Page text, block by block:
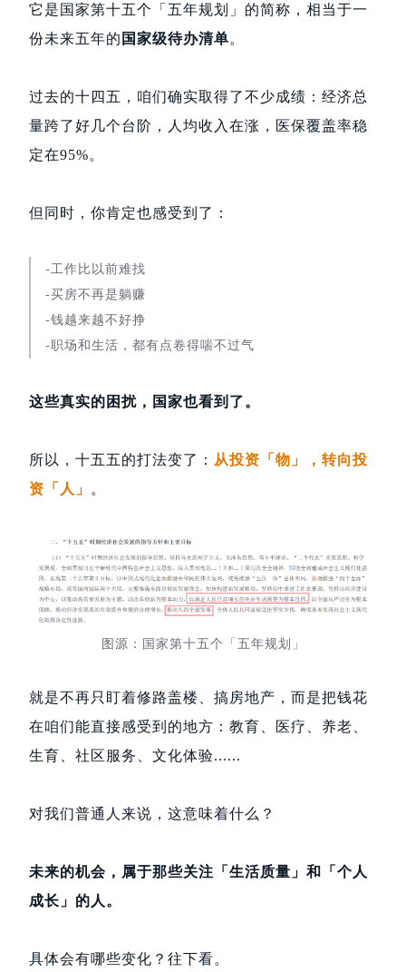
它是国家第十五个「五年规划」的简称，相当于一
份未来五年的 国家级待办清单。
过去的十四五，咱们确实取得了不少成绩：经济总
量跨了好几个台阶，人均收入在涨，医保覆盖率稳
定在95%。
但同时，你肯定也感受到了：
-工作比以前难找
-买房不再是躺赚
-钱越来越不好挣
-职场和生活，都有点卷得喘不过气
这些真实的困扰，国家也看到了。
所以，十五五的打法变了： 从投资「物」，转向投
资「人」
。
图源：国家第十五个「五年规划」
就是不再只盯着修路盖楼、搞房地产，而是把钱花
在咱们能直接感受到的地方：教育、医疗、养老、
生育、社区服务、文化体验......
对我们普通人来说，这意味着什么？
未来的机会，属于那些关注「生活质量」和「个人
成长」的人。
具体会有哪些变化？往下看。